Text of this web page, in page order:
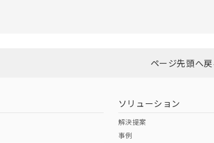
ページ先頭へ戻
ソリューション
解決提案
事例
受注生産機種、また在庫状況の情報を公開してい
お客様が当ウェブサイト上で当社にご登録された部品
"個人情報の共同利用に関し